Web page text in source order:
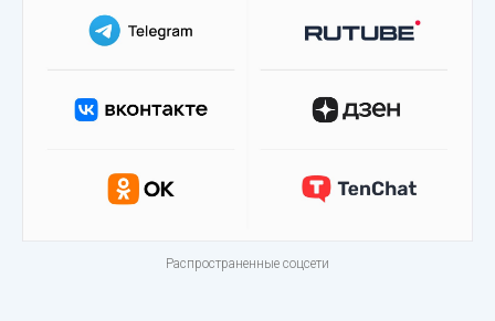
Распространенные соцсети